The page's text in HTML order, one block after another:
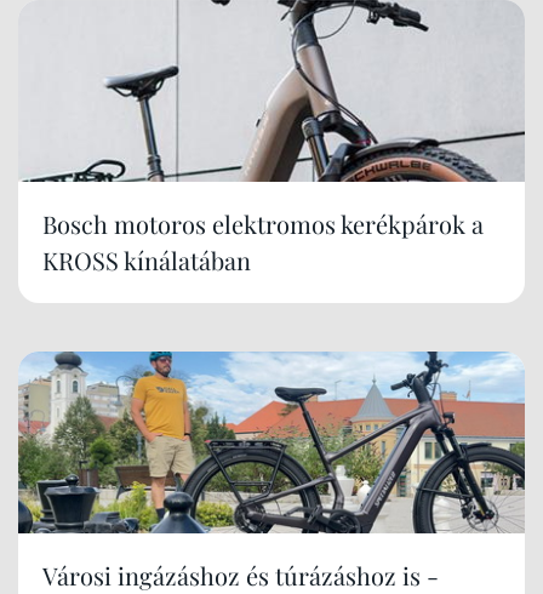
Bosch motoros elektromos kerékpárok a
KROSS kínálatában
Városi ingázáshoz és túrázáshoz is -